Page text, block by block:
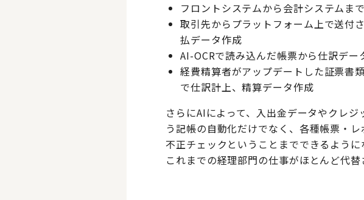
フロントシステムから会計システムま
取引先からプラットフォーム上で送付
払データ作成
AI-OCRで読み込んだ帳票から仕訳デー
経費精算者がアップデートした証票書
で仕訳計上、精算データ作成
さらにAIによって、入出金データやクレ
う記帳の自動化だけでなく、各種帳票・
不正チェックということまでできるように
これまでの経理部門の仕事がほとんど代